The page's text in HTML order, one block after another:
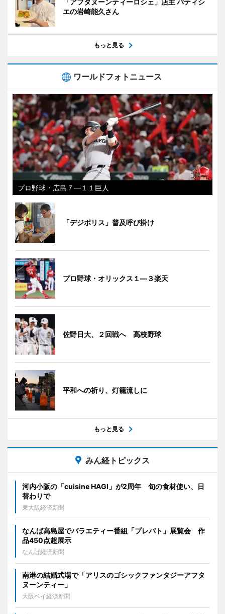
「アフタヌーンティーロシェ」店主 パティシ
エの岩崎能久さん
もっと見る
ワールドフォトニュース
プロ野球・広島７―１１巨人
「デジポリス」普及呼び掛け
プロ野球・オリックス１―３楽天
佐野日大、２回戦へ 高校野球
平和への祈り、灯籠流しに
もっと見る
みん経トピックス
河内小阪の「cuisine HAGI」が2周年 旬の食材使い、日
替わりで
東大阪経済新聞
なんば高島屋でバラエティー番組「プレバト」展覧会 作
品450点超展示
なんば経済新聞
南港の結婚式場で「アリスのゴシックファンタジーアフタ
ヌーンティー」
大阪ベイ経済新聞